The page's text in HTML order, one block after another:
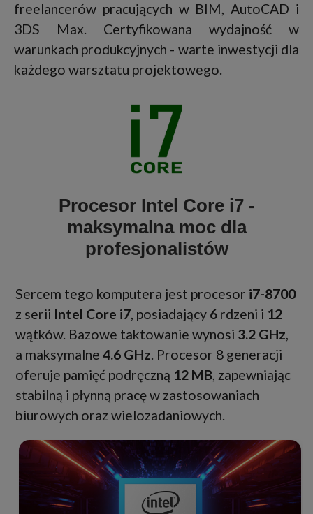
freelancerów pracujących w BIM, AutoCAD i
3DS Max. Certyfikowana wydajność w
warunkach produkcyjnych - warte inwestycji dla
każdego warsztatu projektowego.
Procesor Intel Core i7 -
maksymalna moc dla
profesjonalistów
Sercem tego komputera jest procesor i7-8700
z serii Intel Core i7, posiadający 6 rdzeni i 12
wątków. Bazowe taktowanie wynosi 3.2 GHz,
a maksymalne 4.6 GHz. Procesor 8 generacji
oferuje pamięć podręczną 12 MB, zapewniając
stabilną i płynną pracę w zastosowaniach
biurowych oraz wielozadaniowych.